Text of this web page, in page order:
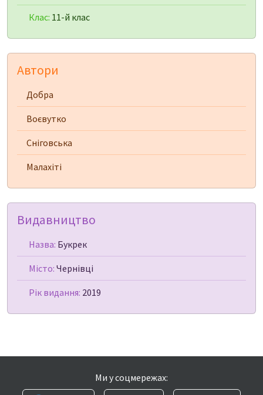
Клас: 11-й клас
Автори
Добра
Воєвутко
Сніговська
Малахіті
Видавництво
Назва: Букрек
Місто: Чернівці
Рік видання: 2019
Ми у соцмережах: